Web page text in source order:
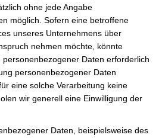
–
morgigen Donnerstag, den
eine Verdoppelungsaktion der
ohne jede Angabe
möglich. Sofern eine betroffene
unseres Unternehmens über
nehmen möchte, könnte
Daten erforderlich
personenbezogener Daten
eine solche Verarbeitung keine
wir generell eine Einwilligung der
Daten, beispielsweise des